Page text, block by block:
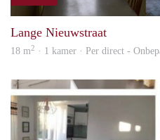
Lange Nieuwstraat
18 m2 · 1 kamer · Per direct -